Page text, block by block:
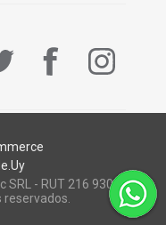
- RUT 216 930 920